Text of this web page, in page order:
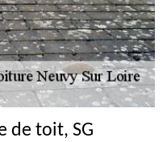
de toit, SG